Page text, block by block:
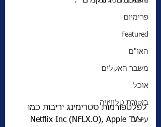
פרימיום
Featured
האו"ם
משבר האקלים
אוכל
ביקורת טלוויזיה
עיצוב
לפלטפורמות סטרימינג יריבות כמו
Netflix Inc (NFLX.O), Apple TV+